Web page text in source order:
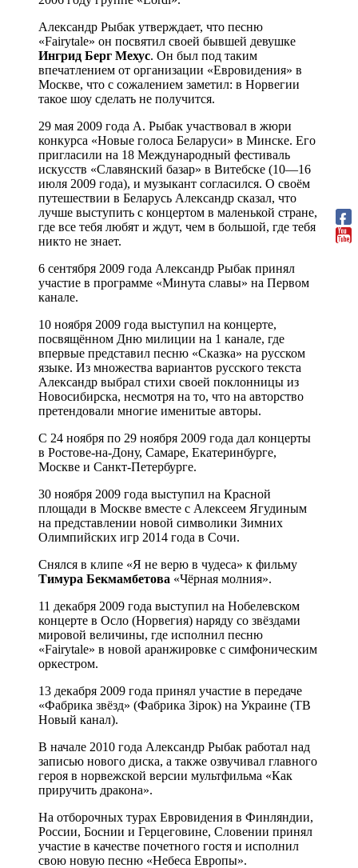
Александр Рыбак утверждает, что песню
«Fairytale» он посвятил своей бывшей девушке
Ингрид Берг Мехус. Он был под таким
впечатлением от организации «Евровидения» в
Москве, что с сожалением заметил: в Норвегии
такое шоу сделать не получится.
29 мая 2009 года А. Рыбак участвовал в жюри
конкурса «Новые голоса Беларуси» в Минске. Его
пригласили на 18 Международный фестиваль
искусств «Славянский базар» в Витебске (10—16
июля 2009 года), и музыкант согласился. О своём
путешествии в Беларусь Александр сказал, что
лучше выступить с концертом в маленькой стране,
где все тебя любят и ждут, чем в большой, где тебя
никто не знает.
6 сентября 2009 года Александр Рыбак принял
участие в программе «Минута славы» на Первом
канале.
10 ноября 2009 года выступил на концерте,
посвящённом Дню милиции на 1 канале, где
впервые представил песню «Сказка» на русском
языке. Из множества вариантов русского текста
Александр выбрал стихи своей поклонницы из
Новосибирска, несмотря на то, что на авторство
претендовали многие именитые авторы.
С 24 ноября по 29 ноября 2009 года дал концерты
в Ростове-на-Дону, Самаре, Екатеринбурге,
Москве и Санкт-Петербурге.
30 ноября 2009 года выступил на Красной
площади в Москве вместе с Алексеем Ягудиным
на представлении новой символики Зимних
Олимпийских игр 2014 года в Сочи.
Снялся в клипе «Я не верю в чудеса» к фильму
Тимура Бекмамбетова «Чёрная молния».
11 декабря 2009 года выступил на Нобелевском
концерте в Осло (Норвегия) наряду со звёздами
мировой величины, где исполнил песню
«Fairytale» в новой аранжировке с симфоническим
оркестром.
13 декабря 2009 года принял участие в передаче
«Фабрика звёзд» (Фабрика Зiрок) на Украине (ТВ
Новый канал).
В начале 2010 года Александр Рыбак работал над
записью нового диска, а также озвучивал главного
героя в норвежской версии мультфильма «Как
приручить дракона».
На отборочных турах Евровидения в Финляндии,
России, Боснии и Герцеговине, Словении принял
участие в качестве почетного гостя и исполнил
свою новую песню «Небеса Европы».